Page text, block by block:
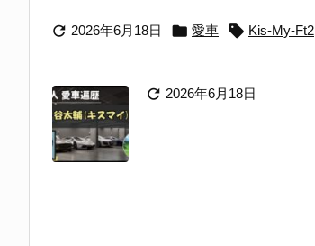
 2026年6月18日  愛車  Kis-My-Ft2
 2026年6月18日